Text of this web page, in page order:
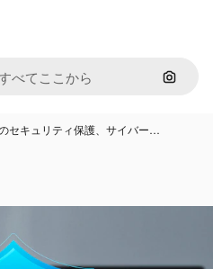
画像で
セキュリティ保護、サイバー…